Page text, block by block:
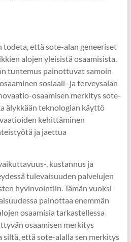
todeta, että sote-alan geneeriset
alojen yleisistä osaamisista.
tuntemus painottuvat samoin
sosiaali- ja terveysalan
osaamisen merkitys sote-
älykkään teknologian käyttö
kehittäminen
ja jaettua
, kustannus ja
tulevaisuuden palvelujen
hyvinvointiin. Tämän vuoksi
painottaa enemmän
osaamisia tarkastellessa
osaamisen merkitys
että sote-alalla sen merkitys